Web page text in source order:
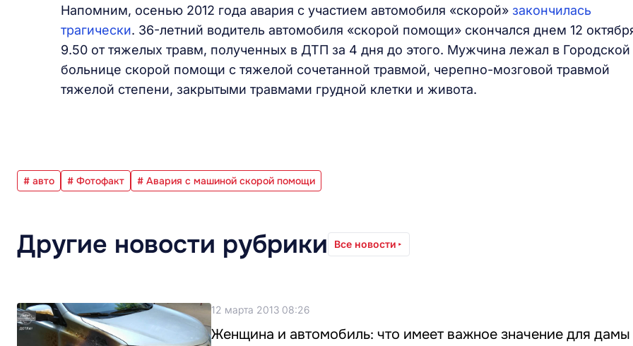
Напомним, осенью 2012 года авария с участием автомобиля «скорой» закончилась
трагически. 36-летний водитель автомобиля «скорой помощи» скончался днем 12
9.50 от тяжелых травм, полученных в ДТП за 4 дня до этого. Мужчина лежал в Городской
больнице скорой помощи с тяжелой сочетанной травмой, черепно-мозговой травмой
тяжелой степени, закрытыми травмами грудной клетки и живота.
# авто # Фотофакт # Авария с машиной скорой помощи
Другие новости рубрики Все новости
12 марта 2013 08:26
Женщина и автомобиль: что имеет важное значение для дамы